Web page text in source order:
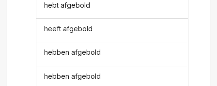
hebt afgebold
heeft afgebold
hebben afgebold
hebben afgebold